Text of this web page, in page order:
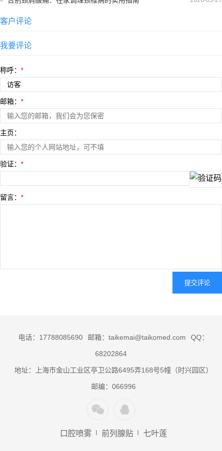
客户评论
我要评论
称呼： *
邮箱： *
主页：
验证： *
留言： *
电话：17788085690 邮箱：taikemai@taikomed.com QQ：
68202864
地址：上海市金山工业区亭卫公路6495弄168号5幢（时兴园区）
邮编：066996
口腔喷雾 前列腺贴 七叶莲